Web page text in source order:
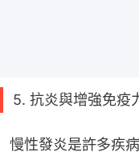
5. 抗炎與增強免疫
慢性發炎是許多疾